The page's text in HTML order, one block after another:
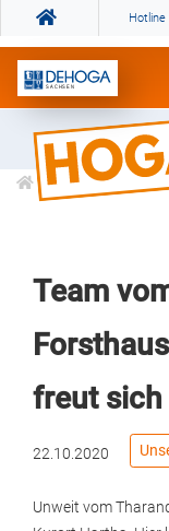
Hotline
Informationen
Team
freut sich
22.10.2020
Unweit vom